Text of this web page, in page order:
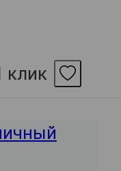
клик